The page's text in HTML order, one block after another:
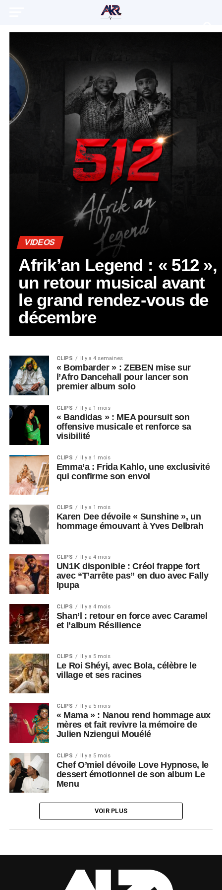
VIDEOS
Afrik’an Legend : « 512 »,
un retour musical avant
le grand rendez-vous de
décembre
CLIPS Il y a 4 semaines
« Bombarder » : ZEBEN mise sur
l’Afro Dancehall pour lancer son
premier album solo
CLIPS Il y a 1 mois
« Bandidas » : MEA poursuit son
offensive musicale et renforce sa
visibilité
CLIPS Il y a 1 mois
Emma’a : Frida Kahlo, une exclusivité
qui confirme son envol
CLIPS Il y a 1 mois
Karen Dee dévoile « Sunshine », un
hommage émouvant à Yves Delbrah
CLIPS Il y a 4 mois
UN1K disponible : Créol frappe fort
avec “T’arrête pas” en duo avec Fally
Ipupa
CLIPS Il y a 4 mois
Shan’l : retour en force avec Caramel
et l’album Résilience
CLIPS Il y a 5 mois
Le Roi Shéyi, avec Bola, célèbre le
village et ses racines
CLIPS Il y a 5 mois
« Mama » : Nanou rend hommage aux
mères et fait revivre la mémoire de
Julien Nziengui Mouélé
CLIPS Il y a 5 mois
Chef O’miel dévoile Love Hypnose, le
dessert émotionnel de son album Le
Menu
VOIR PLUS